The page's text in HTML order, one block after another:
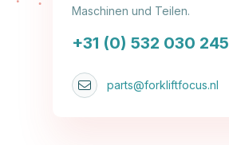
Maschinen und Teilen.
+31 (0) 532 030 245
parts@forkliftfocus.nl